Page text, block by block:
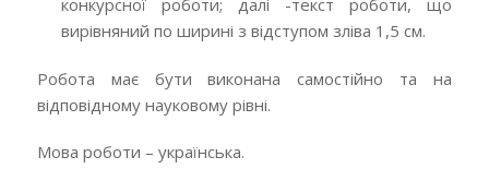
вирівняний по ширині з відступом зліва 1,5 см.
Робота має бути виконана самостійно та на
відповідному науковому рівні.
Мова роботи – українська.